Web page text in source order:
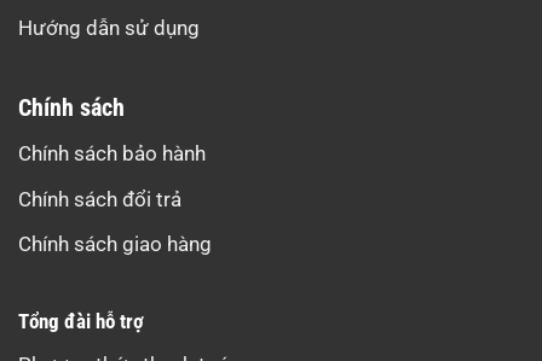
Hướng dẫn sử dụng
Chính sách
Chính sách bảo hành
Chính sách đổi trả
Chính sách giao hàng
Tổng đài hỗ trợ